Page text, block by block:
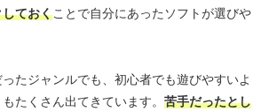
ておくことで自分にあったソフトが選びや
たジャンルでも、初心者でも遊びやすいよ
たくさん出てきています。 苦手だったとし